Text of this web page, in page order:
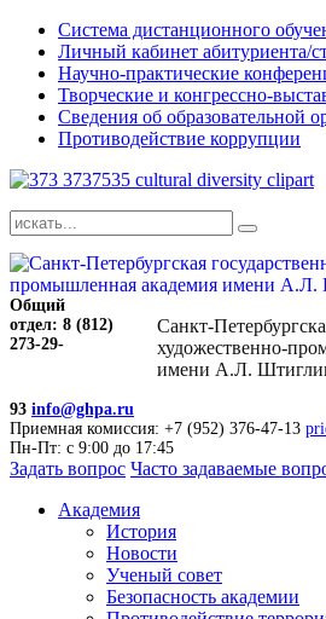
Система дистанционного
Личный кабинет абитуриента/
Научно-практические
Творческие и конгрессно-
Сведения об образовательной
Противодействие коррупции
Санкт-
художественно-
имени А.Л.
Общий
отдел: 8 (812)
273-29-
93 info@ghpa.ru
Приемная комиссия: +7 (952) 376-47-13
Пн-Пт: с 9:00 до 17:45
Задать вопрос Часто задаваемые
Академия
История
Новости
Ученый совет
Безопасность академии